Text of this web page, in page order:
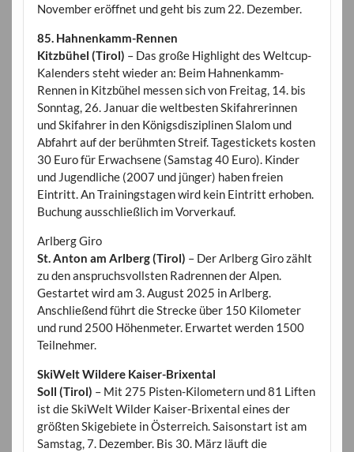
November eröffnet und geht bis zum 22. Dezember.
85. Hahnenkamm-Rennen
Kitzbühel (Tirol) – Das große Highlight des Weltcup-
Kalenders steht wieder an: Beim Hahnenkamm-
Rennen in Kitzbühel messen sich von Freitag, 14. bis
Sonntag, 26. Januar die weltbesten Skifahrerinnen
und Skifahrer in den Königsdisziplinen Slalom und
Abfahrt auf der berühmten Streif. Tagestickets kosten
30 Euro für Erwachsene (Samstag 40 Euro). Kinder
und Jugendliche (2007 und jünger) haben freien
Eintritt. An Trainingstagen wird kein Eintritt erhoben.
Buchung ausschließlich im Vorverkauf.
Arlberg Giro
St. Anton am Arlberg (Tirol) – Der Arlberg Giro zählt
zu den anspruchsvollsten Radrennen der Alpen.
Gestartet wird am 3. August 2025 in Arlberg.
Anschließend führt die Strecke über 150 Kilometer
und rund 2500 Höhenmeter. Erwartet werden 1500
Teilnehmer.
SkiWelt Wildere Kaiser-Brixental
Soll (Tirol) – Mit 275 Pisten-Kilometern und 81 Liften
ist die SkiWelt Wilder Kaiser-Brixental eines der
größten Skigebiete in Österreich. Saisonstart ist am
Samstag, 7. Dezember. Bis 30. März läuft die